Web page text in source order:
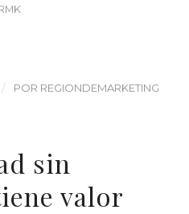
/ POR REGIONDEMARKETING
sin
valor